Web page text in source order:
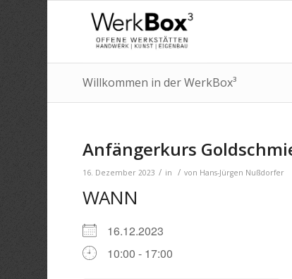
Willkommen in der WerkBox³
Anfängerkurs
16. Dezember 2023 / in / von Hans-Jürgen Nußdorfer
WANN
16.12.2023
10:00 - 17:00